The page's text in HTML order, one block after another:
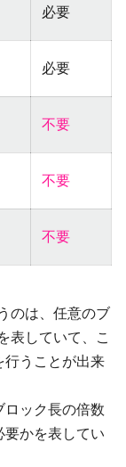
必要
必要
不要
不要
不要
のは、任意のブ
表していて、こ
行うことが出来
ック長の倍数
かを表してい